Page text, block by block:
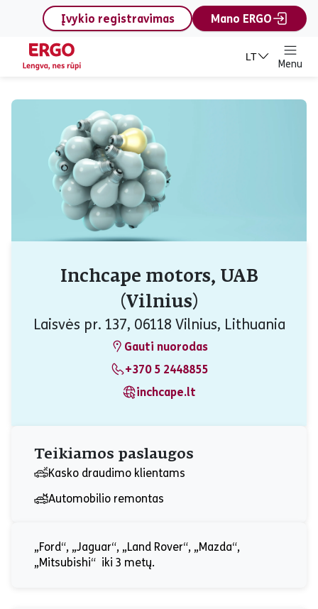
content
Įvykio registravimas
Mano ERGO
LT
Menu
Inchcape motors, UAB
(Vilnius)
Laisvės pr. 137, 06118 Vilnius, Lithuania
Gauti nuorodas
+370 5 2448855
inchcape.lt
Teikiamos paslaugos
Kasko draudimo klientams
Automobilio remontas
„Ford“, „Jaguar“, „Land Rover“, „Mazda“,
„Mitsubishi“ iki 3 metų.